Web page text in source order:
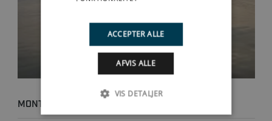
MONTEREY 350 SPORT
ACCEPTER ALLE
AFVIS ALLE
VIS DETALJER